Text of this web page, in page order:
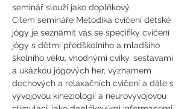
seminář slouží jako doplňkový.
Cílem semináře Metodika cvičení dětské
jógy je seznámit vás se specifiky cvičení
jógy s dětmi předškolního a mladšího
školního věku, vhodnými cviky, sestavami
a ukázkou jógových her, významem
dechových a relaxačních cvičení a dále s
vývojovou kineziologií a neurovývojovou